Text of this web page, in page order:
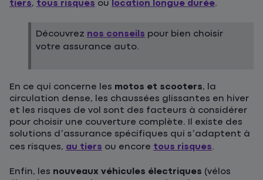
tiers, tous risques ou location longue durée.
Découvrez nos conseils pour bien choisir
votre assurance auto.
En ce qui concerne les motos et scooters, la
circulation dense, les chaussées glissantes en hiver
et les risques de vol sont des facteurs à considérer
pour choisir une couverture complète. Il existe des
solutions d’assurance spécifiques qui s’adaptent à
ces risques, au tiers ou encore tous risques.
Enfin, les nouveaux véhicules électriques (vélos